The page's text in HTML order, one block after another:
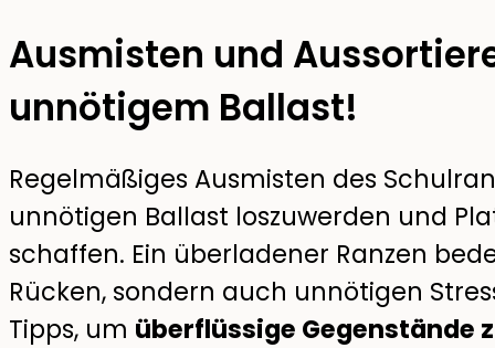
Ausmisten und
unnötigem Ballast!
Regelmäßiges Ausmisten des
unnötigen Ballast loszuwerden und
schaffen. Ein überladener Ranzen
Rücken, sondern auch unnötigen
Tipps, um überflüssige Gegenstände